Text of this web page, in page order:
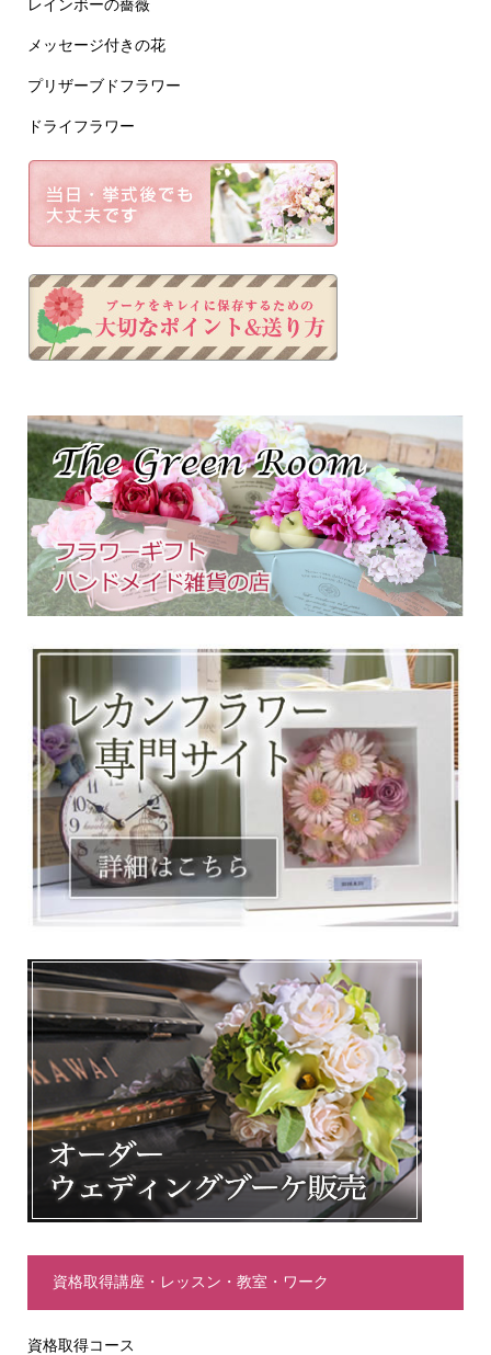
レインボーの薔薇
メッセージ付きの花
プリザーブドフラワー
ドライフラワー
資格取得講座・レッスン・教室・ワーク
資格取得コース